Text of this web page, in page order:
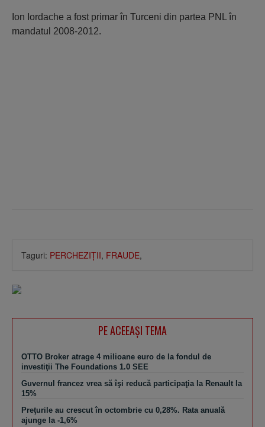
Ion Iordache a fost primar în Turceni din partea PNL în
mandatul 2008-2012.
Taguri: PERCHEZIŢII, FRAUDE,
PE ACEEAŞI TEMA
OTTO Broker atrage 4 milioane euro de la fondul de
investiţii The Foundations 1.0 SEE
Guvernul francez vrea să îşi reducă participaţia la Renault la
15%
Preţurile au crescut în octombrie cu 0,28%. Rata anuală
ajunge la -1,6%